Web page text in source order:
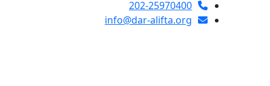
202-25970400
info@dar-alifta.org